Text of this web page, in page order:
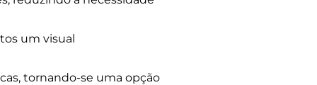
um visual
tornando-se uma opção